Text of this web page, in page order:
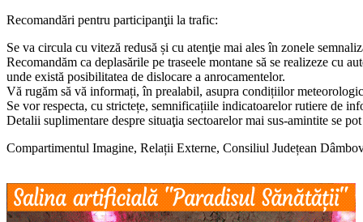
Recomandări pentru participanţii la trafic:
Se va circula cu viteză redusă și cu atenţie mai ales în zonele
Recomandăm ca deplasările pe traseele montane să se realizeze cu
unde există posibilitatea de dislocare a anrocamentelor.
Vă rugăm să vă informați, în prealabil, asupra condițiilor
Se vor respecta, cu strictețe, semnificațiile indicatoarelor rutiere de
Detalii suplimentare despre situaţia sectoarelor mai sus-amintite se
Compartimentul Imagine, Relații Externe, Consiliul Județean